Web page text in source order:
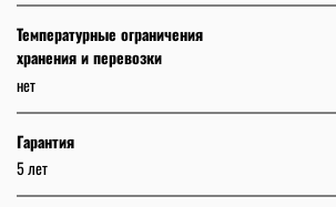
Температурные ограничения
хранения и перевозки
нет
Гарантия
5 лет